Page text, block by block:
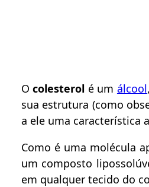
Ocolesterol é um álcool
sua estrutura (como
a ele uma característica
Como é uma molécula
um composto
em qualquer tecido do